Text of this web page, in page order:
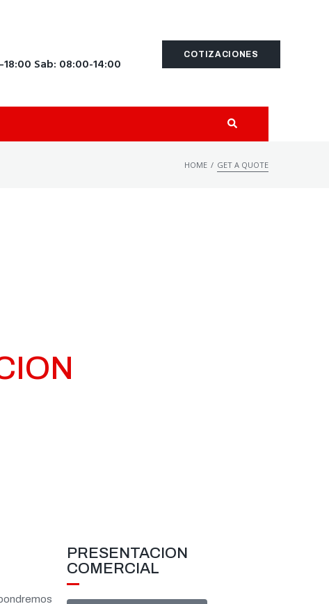
Sab: 08:00-14:00
COTIZACIONES
HOME / GET A QUOTE
PRESENTACION
COMERCIAL